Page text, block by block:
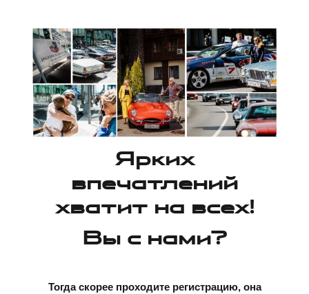
Ярких
впечатлений
хватит на всех!
Вы с нами?
Тогда скорее проходите регистрацию, она